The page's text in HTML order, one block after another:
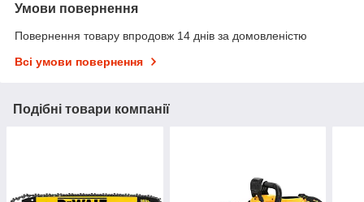
Умови повернення
Повернення товару впродовж 14 днів за домовленістю
Всі умови повернення
Подібні товари компанії